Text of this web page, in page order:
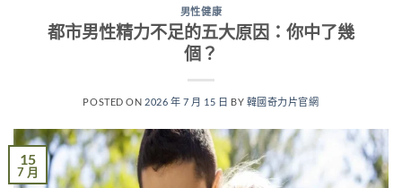
男性健康
都市男性精力不足的五大原因：你中了幾
個？
POSTED ON 2026 年 7 月 15 日 BY 韓國奇力片官網
15
7 月